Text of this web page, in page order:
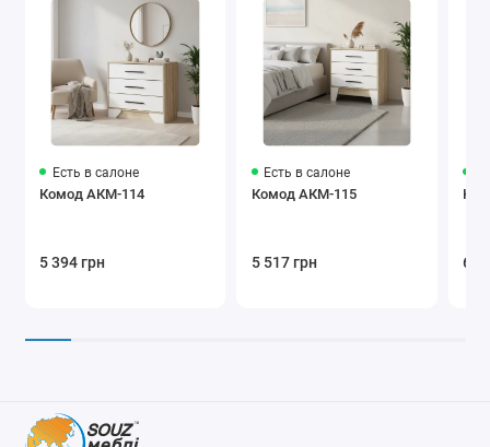
Есть в салоне
Комод АКМ-114
5 394 грн
Есть в салоне
Комод АКМ-115
5 517 грн 6